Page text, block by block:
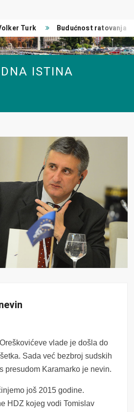
Turk Budućnost ratovanja
ISTINA
vlade je došla do
Sada već bezbroj sudskih
presudom Karamarko je nevin.
još 2015 godine.
HDZ kojeg vodi Tomislav